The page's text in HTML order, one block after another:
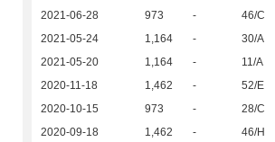
2021-06-28
973 - 46/C
2021-05-24
1,164 - 30/A
2021-05-20
1,164 - 11/A
2020-11-18
1,462 - 52/E
2020-10-15
973 - 28/C
2020-09-18
1,462 - 46/H